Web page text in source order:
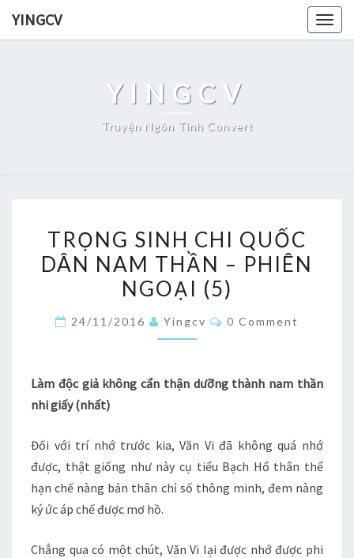
YINGCV
YINGCV
Truyện Ngôn Tình Convert
SINH
CHI
QUỐC
NAM
PHIÊN
TRỌNG SINH CHI QUỐC
DÂN NAM THẦN – PHIÊN
NGOẠI (5)
24/11/2016 Yingcv Comments
0 Comment
Làm độc giả không cẩn thận dưỡng thành nam thần
nhi giấy (nhất)
Đối với trí nhớ trước kia, Văn Vi đã không quá nhớ
được, thật giống như này cụ tiểu Bạch Hổ thân thể
hạn chế nàng bản thân chỉ số thông minh, đem nàng
ký ức áp chế được mơ hồ.
Chẳng qua có một chút, Văn Vi lại được nhớ được phi